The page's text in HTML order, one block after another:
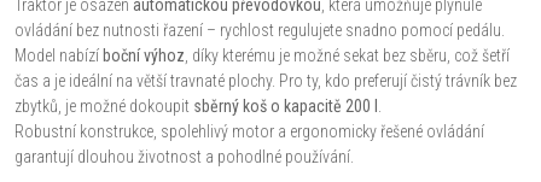
Traktor je osazen automatickou převodovkou , která umožňuje plynulé
ovládání bez nutnosti řazení – rychlost regulujete snadno pomocí pedálu.
Model nabízí boční výhoz , díky kterému je možné sekat bez sběru, což šetří
čas a je ideální na větší travnaté plochy. Pro ty, kdo preferují čistý trávník bez
zbytků, je možné dokoupit sběrný koš o kapacitě 200 l
Robustní konstrukce, spolehlivý motor a ergonomicky řešené ovládání
garantují dlouhou životnost a pohodlné používání.